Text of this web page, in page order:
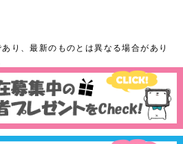
り、最新のものとは異なる場合があり